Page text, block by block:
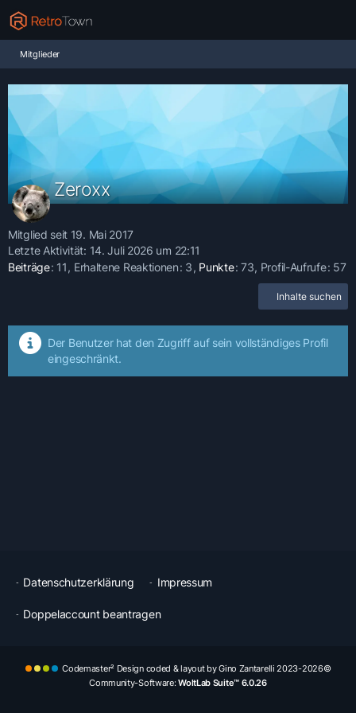
Mitglieder
Zeroxx
Mitglied seit 19. Mai 2017
Letzte Aktivität: 14. Juli 2026 um 22:11
Beiträge 11 Erhaltene Reaktionen 3 Punkte 73 Profil-Aufrufe 57
Inhalte suchen
Der Benutzer hat den Zugriff auf sein vollständiges Profil
eingeschränkt.
Datenschutzerklärung Impressum
Doppelaccount beantragen
Codemaster² Design coded & layout by Gino Zantarelli 2023-2026©
Community-Software:WoltLab Suite™ 6.0.26